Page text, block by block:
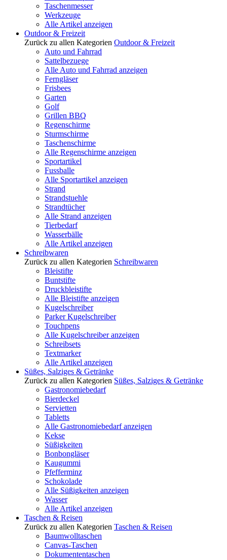
Taschenmesser
Werkzeuge
Alle Artikel anzeigen
Outdoor & Freizeit
Zurück zu allen Kategorien Outdoor & Freizeit
Auto und Fahrrad
Sattelbezuege
Alle Auto und Fahrrad anzeigen
Ferngläser
Frisbees
Garten
Golf
Grillen BBQ
Regenschirme
Sturmschirme
Taschenschirme
Alle Regenschirme anzeigen
Sportartikel
Fussballe
Alle Sportartikel anzeigen
Strand
Strandstuehle
Strandtücher
Alle Strand anzeigen
Tierbedarf
Wasserbälle
Alle Artikel anzeigen
Schreibwaren
Zurück zu allen Kategorien Schreibwaren
Bleistifte
Buntstifte
Druckbleistifte
Alle Bleistifte anzeigen
Kugelschreiber
Parker Kugelschreiber
Touchpens
Alle Kugelschreiber anzeigen
Schreibsets
Textmarker
Alle Artikel anzeigen
Süßes, Salziges & Getränke
Zurück zu allen Kategorien Süßes, Salziges & Getränke
Gastronomiebedarf
Bierdeckel
Servietten
Tabletts
Alle Gastronomiebedarf anzeigen
Kekse
Süßigkeiten
Bonbongläser
Kaugummi
Pfefferminz
Schokolade
Alle Süßigkeiten anzeigen
Wasser
Alle Artikel anzeigen
Taschen & Reisen
Zurück zu allen Kategorien Taschen & Reisen
Baumwolltaschen
Canvas-Taschen
Dokumententaschen